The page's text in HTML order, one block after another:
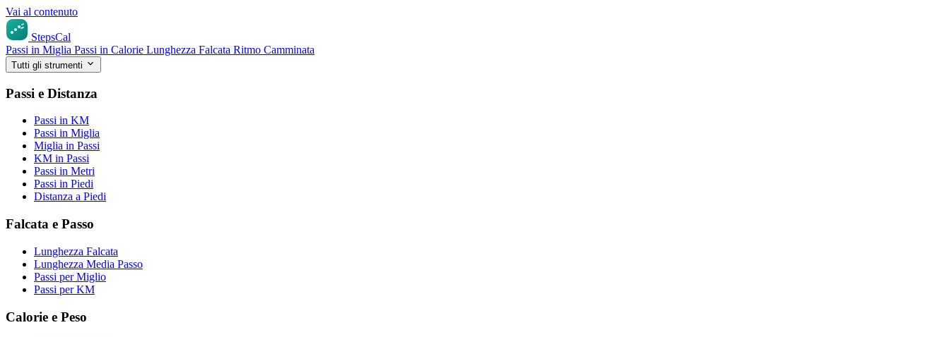
Vai al contenuto
StepsCal
Passi in Miglia Passi in Calorie Lunghezza Falcata Ritmo Camminata
Tutti gli strumenti
Passi e Distanza
Passi in KM
Passi in Miglia
Miglia in Passi
KM in Passi
Passi in Metri
Passi in Piedi
Distanza a Piedi
Falcata e Passo
Lunghezza Falcata
Lunghezza Media Passo
Passi per Miglio
Passi per KM
Calorie e Peso